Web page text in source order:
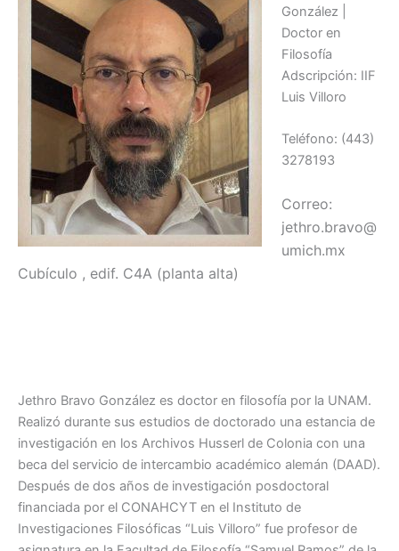
González |
Doctor en
Filosofía
Adscripción: IIF
Luis Villoro
Teléfono: (443)
3278193
Correo:
jethro.bravo@
umich.mx
Cubículo , edif. C4A (planta alta)
Jethro Bravo González es doctor en filosofía por la UNAM.
Realizó durante sus estudios de doctorado una estancia de
investigación en los Archivos Husserl de Colonia con una
beca del servicio de intercambio académico alemán (DAAD).
Después de dos años de investigación posdoctoral
financiada por el CONAHCYT en el Instituto de
Investigaciones Filosóficas “Luis Villoro” fue profesor de